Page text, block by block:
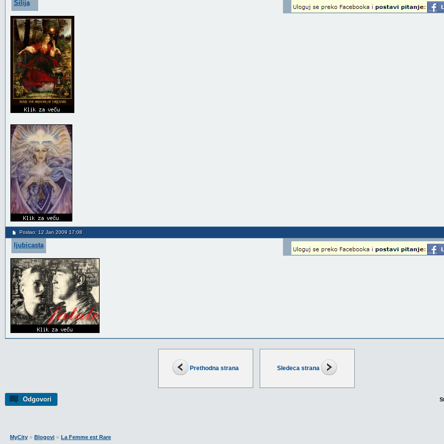
Prethodna strana Sledeca strana
Odgovori
Silija
Poslao: 12 Jan 2009 17:08
ljubicasta
MyCity » Blogovi » La Femme est Rare